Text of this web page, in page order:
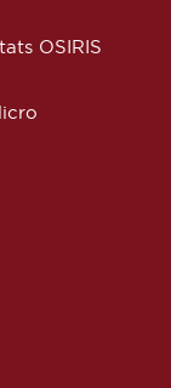
OSIRIS